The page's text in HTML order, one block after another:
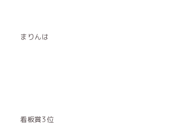
まりんは
看板賞3位